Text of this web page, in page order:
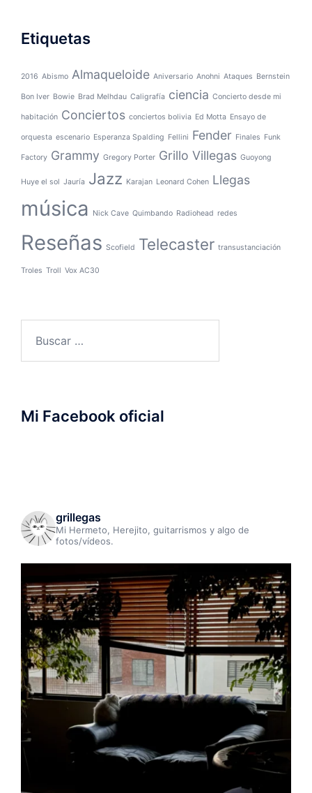
Etiquetas
2016 Abismo Almaqueloide Aniversario Anohni Ataques Bernstein
Bon Iver Bowie Brad Melhdau Caligrafía ciencia Concierto desde mi
habitación Conciertos conciertos bolivia Ed Motta Ensayo de
orquesta escenario Esperanza Spalding Fellini Fender Finales Funk
Factory Grammy Gregory Porter Grillo Villegas Guoyong
Huye el sol Jauría Jazz Karajan Leonard Cohen Llegas
música Nick Cave Quimbando Radiohead redes
Reseñas Scofield Telecaster transustanciación
Troles Troll Vox AC30
Mi Facebook oficial
grillegas
Mi Hermeto, Herejito, guitarrismos y algo de
fotos/vídeos.